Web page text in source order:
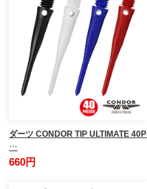
ダーツ CONDOR TIP ULTIMATE 40P
…
660円